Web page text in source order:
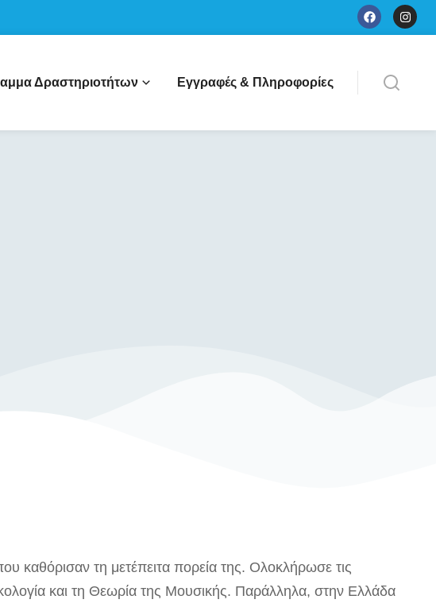
Δραστηριοτήτων Εγγραφές & Πληροφορίες
καθόρισαν τη μετέπειτα πορεία της. Ολοκλήρωσε τις
και τη Θεωρία της Μουσικής. Παράλληλα, στην Ελλάδα